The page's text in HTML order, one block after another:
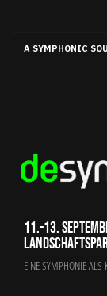
A SYMPHONIC
11.-13.
EINE SYMPHONIE ALS